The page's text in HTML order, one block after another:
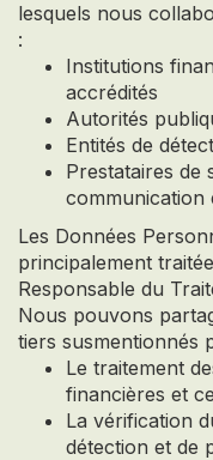
lesquels nous
:
Institutions
accrédités
Autorités
Entités de
Prestataires de
communication
Les Données
principalement
Responsable du
Nous pouvons
tiers susmentionnés
Le traitement
financières et
La vérification
détection et de